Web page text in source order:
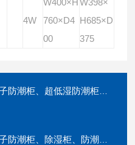
4W
W400×H
760×D4
00
W398×
H685×D
375
低湿防潮柜、防潮箱、CMX70（A）
、除湿柜、防潮箱、CMX90（A）